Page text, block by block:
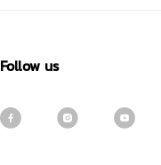
Follow us